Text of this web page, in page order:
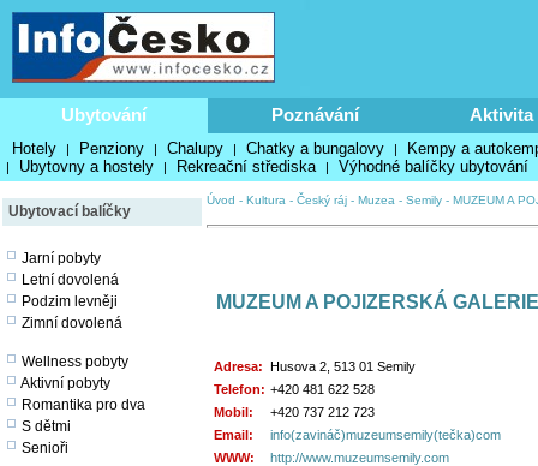
Ubytování Poznávání Aktivita
Hotely | Penziony | Chalupy | Chatky a bungalovy | Kempy a
| Ubytovny a hostely | Rekreační střediska | Výhodné balíčky ubytování
Ubytovací balíčky
Jarní pobyty
Letní dovolená
Podzim levněji
Zimní dovolená
Wellness pobyty
Aktivní pobyty
Romantika pro dva
S dětmi
Senioři
Úvod - Kultura - Český ráj - Muzea - Semily - MUZEUM A
MUZEUM A POJIZERSKÁ
Adresa: Husova 2, 513 01 Semily
Telefon: +420 481 622 528
Mobil:
+420 737 212 723
Email:
info(zavináč)muzeumsemily(tečka)com
WWW:
http://www.muzeumsemily.com